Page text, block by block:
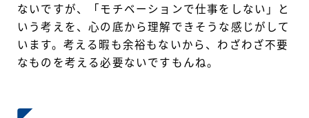
ないですが、「モチベーションで仕事をしない」と
いう考えを、心の底から理解できそうな感じがして
います。考える暇も余裕もないから、わざわざ不要
なものを考える必要ないですもんね。